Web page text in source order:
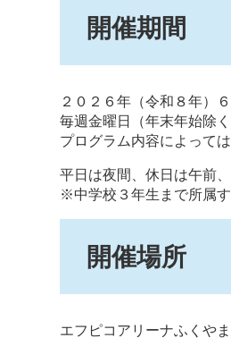
開催期間
２０２６年（令和８年）
毎週金曜日（年末年始除
プログラム内容によって
平日は夜間、休日は午前
※中学校３年生まで所属す
開催場所
エフピコアリーナふくや